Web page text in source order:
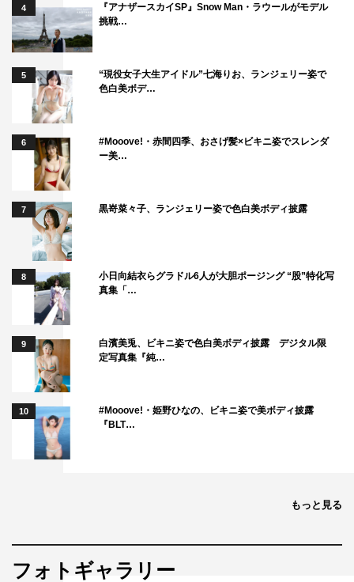
WEB
林ゆめ Twitter：
林ゆめ Instagram：
https://www.instagram.com/___yuume.18/
林ゆめのゆめチャンネル：
https://www.youtube.com/channel/UCbEnFGu9AHboTcAtP
bYX91g
2022ゼロイチイメージグラフィック ©mami kishimura
ゼロイチファミリア
4
『アナザースカイSP』Snow Man・ラウールがモデル
挑戦…
5
“現役女子大生アイドル”七海りお、ランジェリー姿で
色白美ボデ…
6
#Mooove!・赤間四季、おさげ髪×ビキニ姿でスレンダ
ー美…
7 黒嵜菜々子、ランジェリー姿で色白美ボディ披露
8
小日向結衣らグラドル6人が大胆ポージング “股”特化写
真集「…
9
白濱美兎、ビキニ姿で色白美ボディ披露 デジタル限
定写真集『純…
10
#Mooove!・姫野ひなの、ビキニ姿で美ボディ披露
『BLT…
もっと見る
フォトギャラリー